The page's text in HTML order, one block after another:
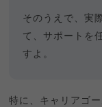
そのうえで、実
て、サポートを
すよ。
特に、キャリアゴ